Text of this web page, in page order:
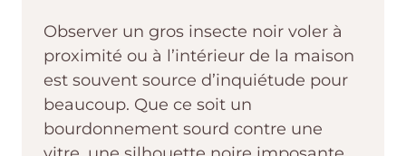
Observer un gros insecte noir voler à
proximité ou à l’intérieur de la maison
est souvent source d’inquiétude pour
beaucoup. Que ce soit un
bourdonnement sourd contre une